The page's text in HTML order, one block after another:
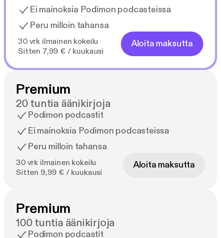
Ei mainoksia Podimon podcasteissa
Peru milloin tahansa
30 vrk ilmainen kokeilu
Sitten 7,99 € / kuukausi
Aloita maksutta
Premium
20 tuntia äänikirjoja
Podimon podcastit
Ei mainoksia Podimon podcasteissa
Peru milloin tahansa
30 vrk ilmainen kokeilu
Sitten 9,99 € / kuukausi
Aloita maksutta
Premium
100 tuntia äänikirjoja
Podimon podcastit